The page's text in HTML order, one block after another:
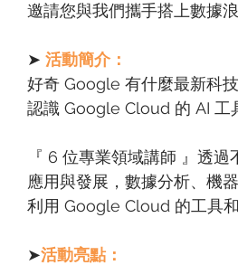
邀請您與我們攜手搭上數據
➤ 活動簡介：
好奇 Google 有什麼最新科
認識 Google Cloud 的 AI 工
『 6 位專業領域講師 』透
應用與發展，數據分析、機
利用 Google Cloud 的工具
➤活動亮點：